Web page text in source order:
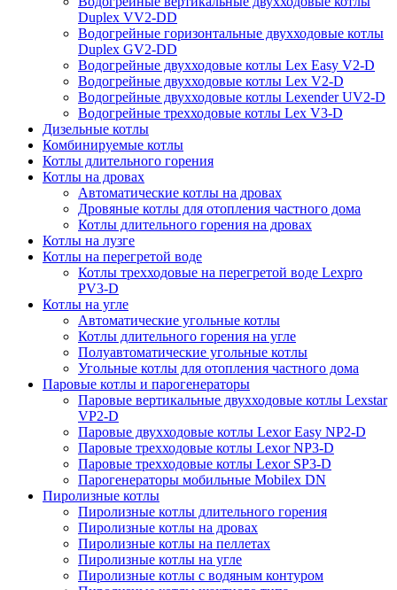
Duplex VV2-DD
Водогрейные горизонтальные двухходовые котлы
Duplex GV2-DD
Водогрейные двухходовые котлы Lex Easy V2-D
Водогрейные двухходовые котлы Lex V2-D
Водогрейные двухходовые котлы Lexender UV2-D
Водогрейные трехходовые котлы Lex V3-D
Дизельные котлы
Комбинируемые котлы
Котлы длительного горения
Котлы на дровах
Автоматические котлы на дровах
Дровяные котлы для отопления частного дома
Котлы длительного горения на дровах
Котлы на лузге
Котлы на перегретой воде
Котлы трехходовые на перегретой воде Lexpro
PV3-D
Котлы на угле
Автоматические угольные котлы
Котлы длительного горения на угле
Полуавтоматические угольные котлы
Угольные котлы для отопления частного дома
Паровые котлы и парогенераторы
Паровые вертикальные двухходовые котлы Lexstar
VP2-D
Паровые двухходовые котлы Lexor Easy NP2-D
Паровые трехходовые котлы Lexor NP3-D
Паровые трехходовые котлы Lexor SP3-D
Парогенераторы мобильные Mobilex DN
Пиролизные котлы
Пиролизные котлы длительного горения
Пиролизные котлы на дровах
Пиролизные котлы на пеллетах
Пиролизные котлы на угле
Пиролизные котлы с водяным контуром